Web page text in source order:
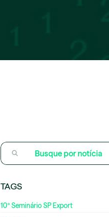
TAGS
10º Seminário SP Export